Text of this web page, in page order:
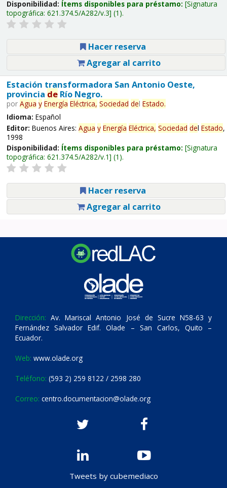
Disponibilidad: Ítems disponibles para préstamo: Signatura
topográfica: 621.374.5/A282/v.3 (1).
Hacer reserva
Agregar al carrito
Estación transformadora San Antonio Oeste,
provincia deRío Negro.
por Agua y Energía Eléctrica, Sociedad del Estado.
Idioma: Español
Editor: Buenos Aires: Agua y Energía Eléctrica, Sociedad del Estado,
1998
Disponibilidad: Ítems disponibles para préstamo: Signatura
topográfica: 621.374.5/A282/v.1 (1).
Hacer reserva
Agregar al carrito
Dirección: Av. Mariscal Antonio José de Sucre N58-63 y
Fernández Salvador Edif. Olade – San Carlos, Quito –
Ecuador.
Web: www.olade.org
Teléfono: (593 2) 259 8122 / 2598 280
Correo: centro.documentacion@olade.org
Tweets by cubemediaco